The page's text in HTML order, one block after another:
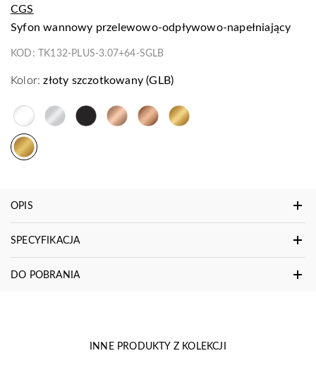
CGS
syfon wannowy przelewowo-odpływowo-napełniający
KOD: TK132-PLUS-3.07+64-SGLB
Kolor: złoty szczotkowany (GLB)
OPIS
SPECYFIKACJA
DO POBRANIA
INNE PRODUKTY Z KOLEKCJI